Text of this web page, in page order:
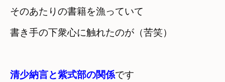
そのあたりの書籍を漁っていて
書き手の下衆心に触れたのが（苦笑）
清少納言と紫式部の関係です